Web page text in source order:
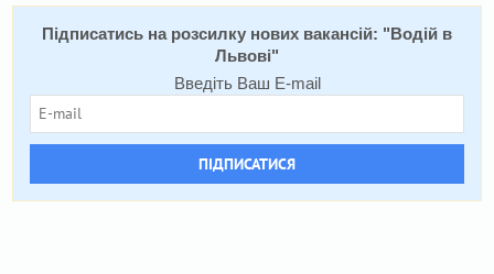
Підписатись на розсилку нових вакансій: " Водій в
Львові"
Введіть Ваш E-mail
ПІДПИСАТИСЯ